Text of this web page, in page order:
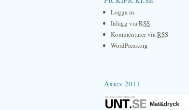
Logga in
Inlägg viaRSS
Kommentarer viaRSS
WordPress.org
Arkiv 2011